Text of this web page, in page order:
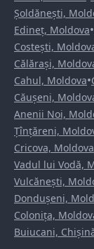
Șoldănești,
Edineț, Moldova•
Costești,
Călărași,
Cahul, Moldova•
Căușeni,
Anenii Noi,
Țînțăreni,
Cricova, Moldova
Vadul lui Vodă,
Vulcănești,
Dondușeni,
Colonița,
Buiucani,